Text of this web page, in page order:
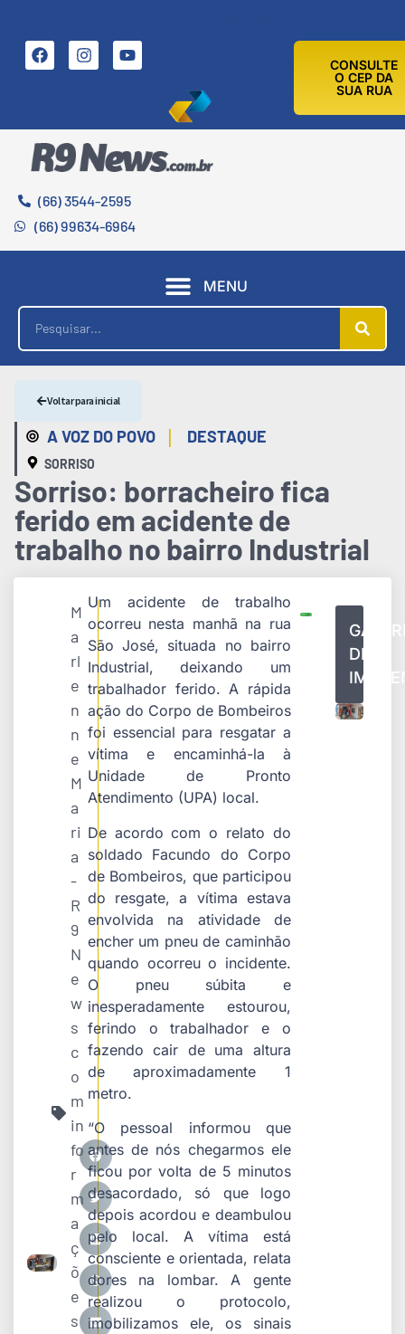
CONSULTE
O CEP DA
SUA RUA
(66) 3544-2595
(66) 99634-6964
MENU
A VOZ DO POVO | DESTAQUE
SORRISO
Voltar para inicial
Sorriso: borracheiro fica
ferido em acidente de
trabalho no bairro Industrial
M
a
rl
e
n
n
e
M
a
ri
a
-
R
9
N
e
w
s
c
o
m
in
fo
r
m
a
ç
õ
e
s
Um acidente de trabalho
ocorreu nesta manhã na rua
São José, situada no bairro
Industrial, deixando um
trabalhador ferido. A rápida
ação do Corpo de Bombeiros
foi essencial para resgatar a
vítima e encaminhá-la à
Unidade de Pronto
Atendimento (UPA) local.
De acordo com o relato do
soldado Facundo do Corpo
de Bombeiros, que participou
do resgate, a vítima estava
envolvida na atividade de
encher um pneu de caminhão
quando ocorreu o incidente.
O pneu súbita e
inesperadamente estourou,
ferindo o trabalhador e o
fazendo cair de uma altura
de aproximadamente 1
metro.
“O pessoal informou que
antes de nós chegarmos ele
ficou por volta de 5 minutos
desacordado, só que logo
depois acordou e deambulou
pelo local. A vítima está
consciente e orientada, relata
dores na lombar. A gente
realizou o protocolo,
imobilizamos ele, os sinais
DE